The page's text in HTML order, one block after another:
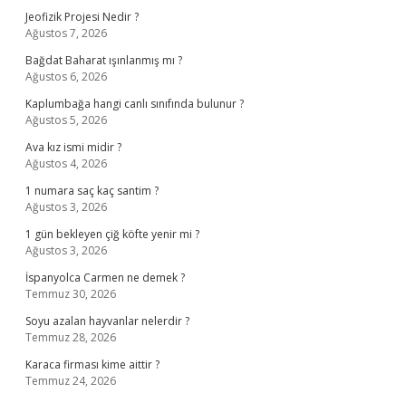
Jeofizik Projesi Nedir ?
Ağustos 7, 2026
Bağdat Baharat ışınlanmış mı ?
Ağustos 6, 2026
Kaplumbağa hangi canlı sınıfında bulunur ?
Ağustos 5, 2026
Ava kız ismi midir ?
Ağustos 4, 2026
1 numara saç kaç santim ?
Ağustos 3, 2026
1 gün bekleyen çiğ köfte yenir mi ?
Ağustos 3, 2026
İspanyolca Carmen ne demek ?
Temmuz 30, 2026
Soyu azalan hayvanlar nelerdir ?
Temmuz 28, 2026
Karaca firması kime aittir ?
Temmuz 24, 2026